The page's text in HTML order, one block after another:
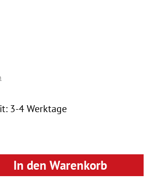
3-4 Werktage
den gewünschten Wert
In den Warenkorb